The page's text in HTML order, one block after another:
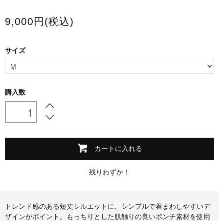
9,000円(税込)
サイズ
購入数
カートに入れる
残りわずか！
トレンド感のある短丈シルエットに、シンプルで着まわしやすいデ
ザインがポイント。もっちりとした肌触りの良いポンチ素材を使用